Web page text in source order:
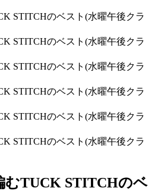
むTUCK STITCHのベ